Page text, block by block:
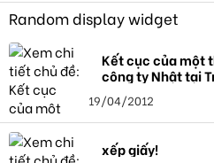
Random display widget
Kết cục của một
công ty Nhật tại
19/04/2012
xếp giấy!